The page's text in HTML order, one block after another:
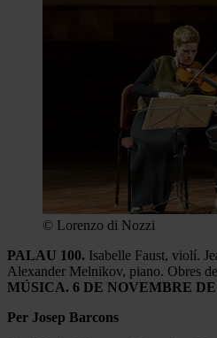
© Lorenzo di Nozzi
PALAU 100. Isabelle Faust, violí.
Alexander Melnikov, piano. Obres
MÚSICA. 6 DE NOVEMBRE DE
Per Josep Barcons